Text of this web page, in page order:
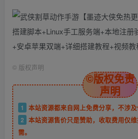
© 版权声明
©版权免责
声明
1
本站资源都来自网上免费分享，不涉及
2 本站资源售价只是赞助，收取费用仅
需。